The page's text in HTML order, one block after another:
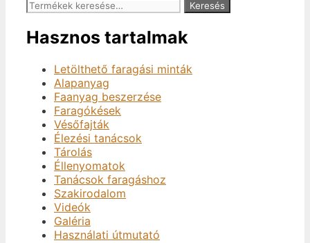
Keresés
Hasznos tartalmak
Letölthető faragási minták
Alapanyag
Faanyag beszerzése
Faragókések
Vésőfajták
Élezési tanácsok
Tárolás
Éllenyomatok
Tanácsok faragáshoz
Szakirodalom
Videók
Galéria
Használati útmutató